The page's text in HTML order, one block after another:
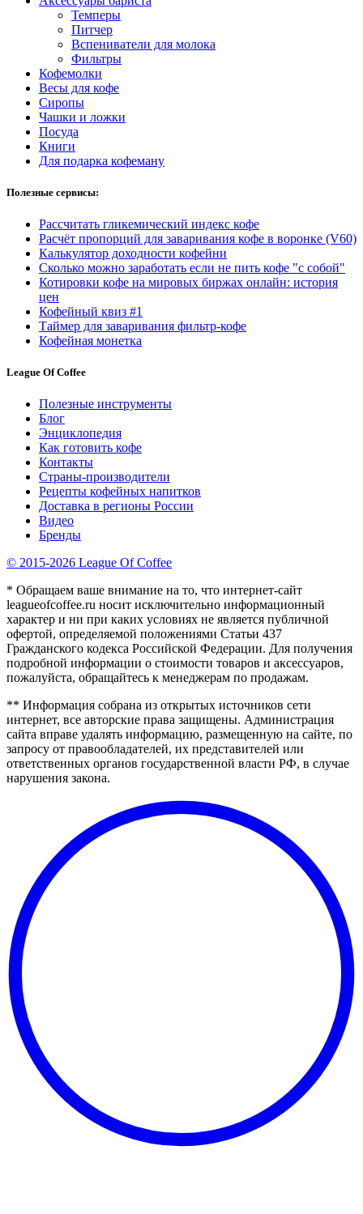
Темперы
Питчер
Вспениватели для молока
Фильтры
Кофемолки
Весы для кофе
Сиропы
Чашки и ложки
Посуда
Книги
Для подарка кофеману
Полезные сервисы:
Рассчитать гликемический индекс кофе
Расчёт пропорций для заваривания кофе в воронке (V60)
Калькулятор доходности кофейни
Сколько можно заработать если не пить кофе "с собой"
Котировки кофе на мировых биржах онлайн: история
цен
Кофейный квиз #1
Таймер для заваривания фильтр-кофе
Кофейная монетка
League Of Coffee
Полезные инструменты
Блог
Энциклопедия
Как готовить кофе
Контакты
Страны-производители
Рецепты кофейных напитков
Доставка в регионы России
Видео
Бренды
© 2015-2026 League Of Coffee
* Обращаем ваше внимание на то, что интернет-сайт
leagueofcoffee.ru носит исключительно информационный
характер и ни при каких условиях не является публичной
офертой, определяемой положениями Статьи 437
Гражданского кодекса Российской Федерации. Для получения
подробной информации о стоимости товаров и аксессуаров,
пожалуйста, обращайтесь к менеджерам по продажам.
** Информация собрана из открытых источников сети
интернет, все авторские права защищены. Администрация
сайта вправе удалять информацию, размещенную на сайте, по
запросу от правообладателей, их представителей или
ответственных органов государственной власти РФ, в случае
нарушения закона.